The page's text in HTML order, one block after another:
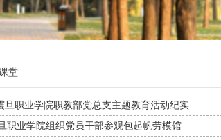
堂
旦职业学院职教部党总支主题教育活动纪实
职业学院组织党员干部参观包起帆劳模馆